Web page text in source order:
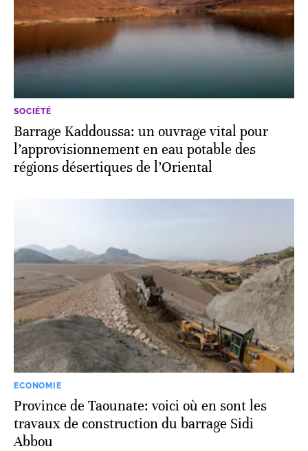
SOCIÉTÉ
Barrage Kaddoussa: un ouvrage vital pour
l’approvisionnement en eau potable des
régions désertiques de l’Oriental
ECONOMIE
Province de Taounate: voici où en sont les
travaux de construction du barrage Sidi
Abbou